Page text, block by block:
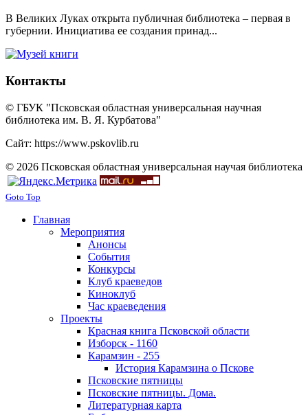
В Великих Луках открыта публичная библиотека – первая в
губернии. Инициатива ее создания принад...
Контакты
© ГБУК "Псковская областная универсальная научная
библиотека им. В. Я. Курбатова"
Сайт: https://www.pskovlib.ru
© 2026 Псковская областная универсальная научая библиотека
Goto Top
Главная
Мероприятия
Анонсы
События
Конкурсы
Клуб краеведов
Киноклуб
Час краеведения
Проекты
Красная книга Псковской области
Изборск - 1160
Карамзин - 255
История Карамзина о Пскове
Псковские пятницы
Псковские пятницы. Дома.
Литературная карта